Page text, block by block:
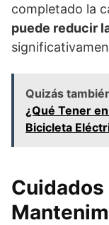
completado la
puede reducir
Quizás
¿Qué Tener
Bicicleta